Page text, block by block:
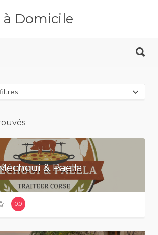
Domicile
Méchoui
& Paella
0.0